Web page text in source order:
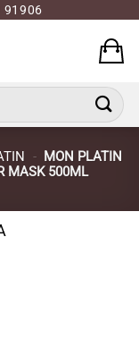
91906
- MON PLATIN
MASK 500ML